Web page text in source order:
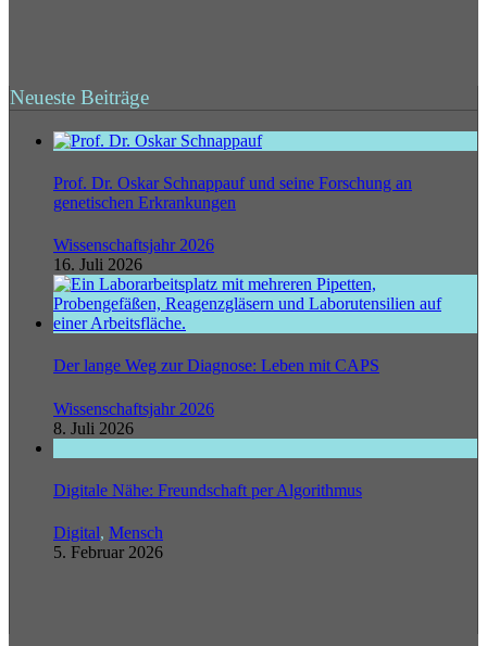
Neueste Beiträge
Prof. Dr. Oskar Schnappauf und seine Forschung an
genetischen Erkrankungen
Wissenschaftsjahr 2026
16. Juli 2026
Der lange Weg zur Diagnose: Leben mit CAPS
Wissenschaftsjahr 2026
8. Juli 2026
Digitale Nähe: Freundschaft per Algorithmus
Digital, Mensch
5. Februar 2026